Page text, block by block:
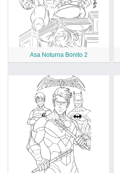
Asa Noturna Bonito 2